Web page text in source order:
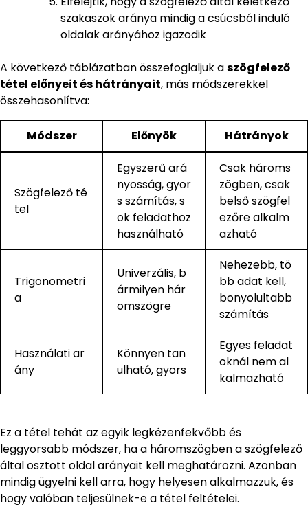
szakaszok aránya mindig a csúcsból induló
oldalak arányához igazodik
A következő táblázatban összefoglaljuk aszögfelező
tétel előnyeit és hátrányait, más módszerekkel
összehasonlítva:
Módszer Előnyök Hátrányok
Szögfelező té
tel
Egyszerű ará
nyosság, gyor
s számítás, s
ok feladathoz
használható
Csak hároms
zögben, csak
belső szögfel
ezőre alkalm
azható
Trigonometri
a
Univerzális, b
ármilyen hár
omszögre
Nehezebb, tö
bb adat kell,
bonyolultabb
számítás
Használati ar
ány
Könnyen tan
ulható, gyors
Egyes feladat
oknál nem al
kalmazható
Ez a tétel tehát az egyik legkézenfekvőbb és
leggyorsabb módszer, ha a háromszögben a szögfelező
által osztott oldal arányait kell meghatározni. Azonban
mindig ügyelni kell arra, hogy helyesen alkalmazzuk, és
hogy valóban teljesülnek-e a tétel feltételei.